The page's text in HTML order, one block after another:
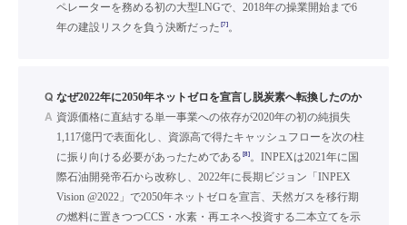
ペレーターを務める初の大型LNGで、2018年の操業開始まで6
年の建設リスクを負う決断だった [7]。
Q なぜ2022年に2050年ネットゼロを宣言し脱炭素へ転換したのか
A 資源価格に直結する単一事業への依存が2020年の初の純損失
1,117億円で表面化し、資源高で得たキャッシュフローを次の柱
に振り向ける必要があったためである [8]。INPEXは2021年に国
際石油開発帝石から改称し、2022年に長期ビジョン「INPEX
Vision @2022」で2050年ネットゼロを宣言、天然ガスを移行期
の燃料に置きつつCCS・水素・再エネへ投資する二本立てを示